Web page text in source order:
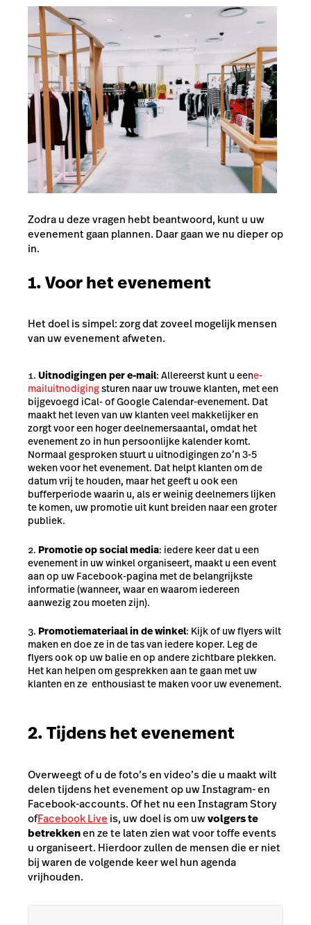
Zodra u deze vragen hebt beantwoord, kunt u uw
evenement gaan plannen. Daar gaan we nu dieper op
in.
1. Voor het evenement
Het doel is simpel: zorg dat zoveel mogelijk mensen
van uw evenement afweten.
Uitnodigingen per e-mail: Allereerst kunt u eene-
mailuitnodigingsturen naar uw trouwe klanten, met een
bijgevoegd iCal- of Google Calendar-evenement. Dat
maakt het leven van uw klanten veel makkelijker en
zorgt voor een hoger deelnemersaantal, omdat het
evenement zo in hun persoonlijke kalender komt.
Normaal gesproken stuurt u uitnodigingen zo’n 3-5
weken voor het evenement. Dat helpt klanten om de
datum vrij te houden, maar het geeft u ook een
bufferperiode waarin u, als er weinig deelnemers lijken
te komen, uw promotie uit kunt breiden naar een groter
publiek.
Promotie op social media: iedere keer dat u een
evenement in uw winkel organiseert, maakt u een event
aan op uw Facebook-pagina met de belangrijkste
informatie (wanneer, waar en waarom iedereen
aanwezig zou moeten zijn).
Promotiemateriaal in de winkel: Kijk of uw flyers wilt
maken en doe ze in de tas van iedere koper. Leg de
flyers ook op uw balie en op andere zichtbare plekken.
Het kan helpen om gesprekken aan te gaan met uw
klanten en ze enthousiast te maken voor uw evenement.
2. Tijdens het evenement
Overweegt of u de foto’s en video’s die u maakt wilt
delen tijdens het evenement op uw Instagram- en
Facebook-accounts. Of het nu een Instagram Story
ofFacebook Live is, uw doel is om uwvolgers te
betrekkenen ze te laten zien wat voor toffe events
u organiseert. Hierdoor zullen de mensen die er niet
bij waren de volgende keer wel hun agenda
vrijhouden.